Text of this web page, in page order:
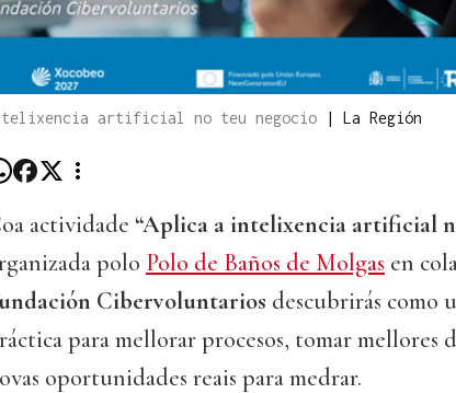
artificial no teu negocio | La Región
actividade “Aplica a intelixencia artificial
polo Polo de Baños de Molgas en
Cibervoluntarios descubrirás como
para mellorar procesos, tomar mellores
oportunidades reais para medrar.